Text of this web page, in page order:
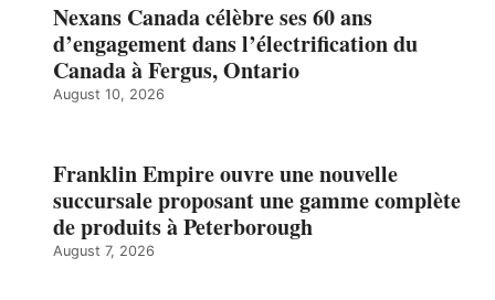
Nexans Canada célèbre ses 60 ans
d’engagement dans l’électrification du
Canada à Fergus, Ontario
August 10, 2026
Franklin Empire ouvre une nouvelle
succursale proposant une gamme complète
de produits à Peterborough
August 7, 2026